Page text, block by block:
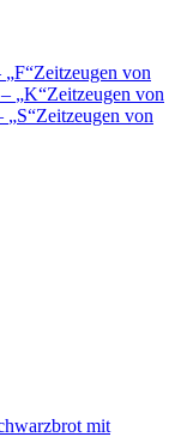
F Zeitzeugen von
– K Zeitzeugen von
S Zeitzeugen von
mit